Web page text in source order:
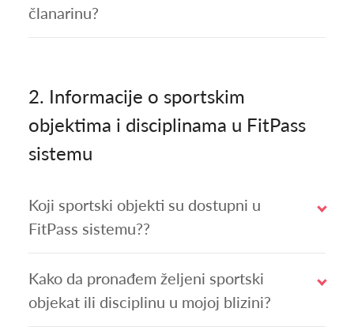
članarinu?
2. Informacije o sportskim
objektima i disciplinama u FitPass
sistemu
Koji sportski objekti su dostupni u
FitPass sistemu??
Kako da pronađem željeni sportski
objekat ili disciplinu u mojoj blizini?